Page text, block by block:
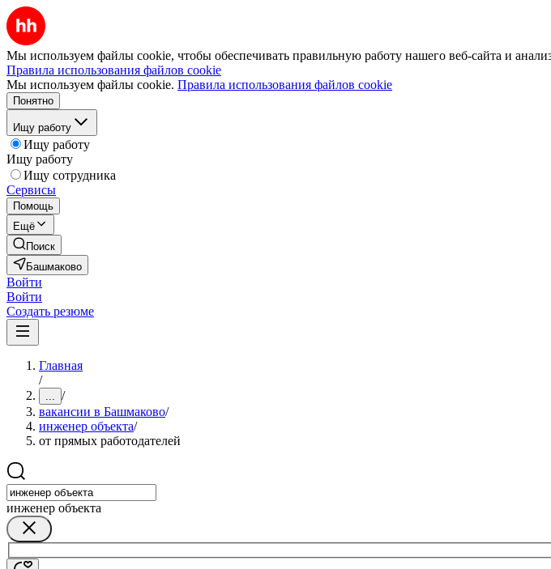
Мы используем файлы cookie, чтобы обеспечивать правильную работу нашего веб-сайта и
Правила использования файлов cookie
Мы используем файлы cookie. Правила использования файлов cookie
Понятно
Ищу работу
Ищу работу
Ищу работу
Ищу сотрудника
Сервисы
Помощь
Ещё
Поиск
Башмаково
Войти
Войти
Создать резюме
Главная
/
... /
вакансии в Башмаково/
инженер объекта/
от прямых работодателей
инженер объекта